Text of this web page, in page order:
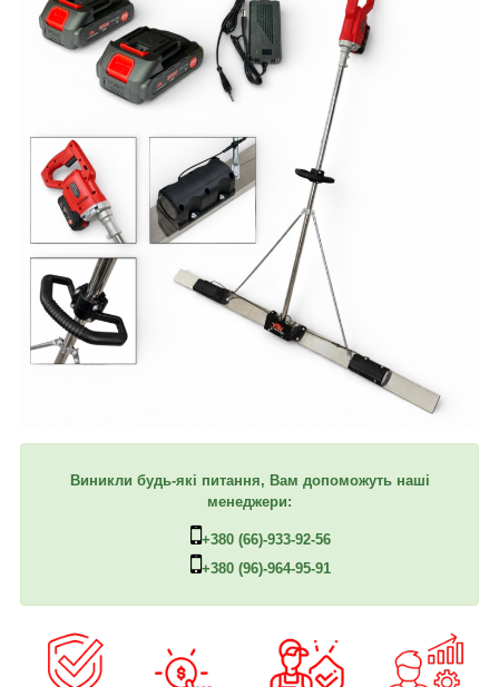
Виникли будь-які питання, Вам допоможуть наші
менеджери:
+380 (66)-933-92-56
+380 (96)-964-95-91